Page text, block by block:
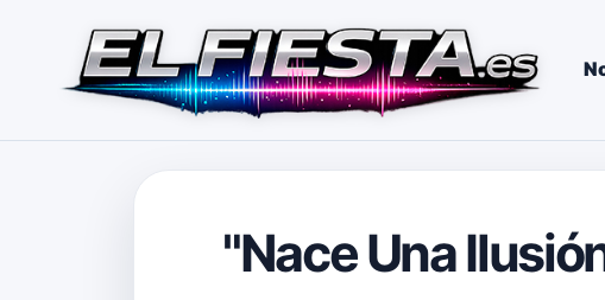
"Nace Una